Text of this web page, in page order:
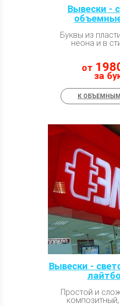
Вывески -
Буквы из
неона и в
от
за
К
Вывески -
Простой и
композитный,